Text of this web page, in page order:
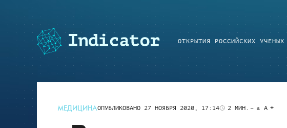
ОТКРЫТИЯ РОССИЙСКИХ УЧЕНЫХ
МЕДИЦИНАОПУБЛИКОВАНО 27 НОЯБРЯ 2020, 17:14 2 МИН. a A